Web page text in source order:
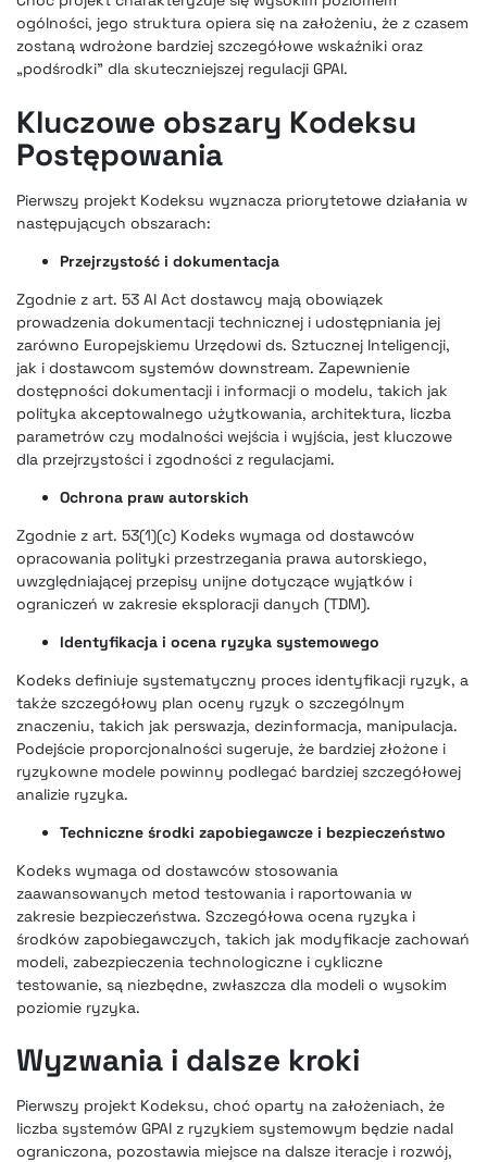
ogólności, jego struktura opiera się na założeniu, że z czasem
zostaną wdrożone bardziej szczegółowe wskaźniki oraz
„podśrodki” dla skuteczniejszej regulacji GPAI.
Kluczowe obszary Kodeksu
Postępowania
Pierwszy projekt Kodeksu wyznacza priorytetowe działania w
następujących obszarach:
Przejrzystość i dokumentacja
Zgodnie z art. 53 AI Act dostawcy mają obowiązek
prowadzenia dokumentacji technicznej i udostępniania jej
zarówno Europejskiemu Urzędowi ds. Sztucznej Inteligencji,
jak i dostawcom systemów downstream. Zapewnienie
dostępności dokumentacji i informacji o modelu, takich jak
polityka akceptowalnego użytkowania, architektura, liczba
parametrów czy modalności wejścia i wyjścia, jest kluczowe
dla przejrzystości i zgodności z regulacjami.
Ochrona praw autorskich
Zgodnie z art. 53(1)(c) Kodeks wymaga od dostawców
opracowania polityki przestrzegania prawa autorskiego,
uwzględniającej przepisy unijne dotyczące wyjątków i
ograniczeń w zakresie eksploracji danych (TDM).
Identyfikacja i ocena ryzyka systemowego
Kodeks definiuje systematyczny proces identyfikacji ryzyk, a
także szczegółowy plan oceny ryzyk o szczególnym
znaczeniu, takich jak perswazja, dezinformacja, manipulacja.
Podejście proporcjonalności sugeruje, że bardziej złożone i
ryzykowne modele powinny podlegać bardziej szczegółowej
analizie ryzyka.
Techniczne środki zapobiegawcze i bezpieczeństwo
Kodeks wymaga od dostawców stosowania
zaawansowanych metod testowania i raportowania w
zakresie bezpieczeństwa. Szczegółowa ocena ryzyka i
środków zapobiegawczych, takich jak modyfikacje zachowań
modeli, zabezpieczenia technologiczne i cykliczne
testowanie, są niezbędne, zwłaszcza dla modeli o wysokim
poziomie ryzyka.
Wyzwania i dalsze kroki
Pierwszy projekt Kodeksu, choć oparty na założeniach, że
liczba systemów GPAI z ryzykiem systemowym będzie nadal
ograniczona, pozostawia miejsce na dalsze iteracje i rozwój,